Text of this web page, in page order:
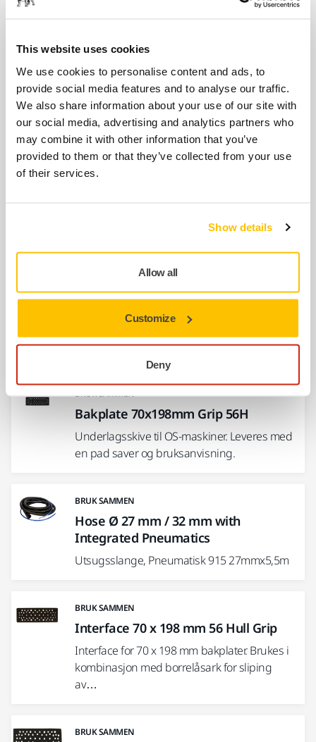
This website uses cookies
We use cookies to personalise content and ads, to
provide social media features and to analyse our traffic.
We also share information about your use of our site with
our social media, advertising and analytics partners who
may combine it with other information that you’ve
provided to them or that they’ve collected from your use
of their services.
Show details
Allow all
Customize
Deny
Bakplate 70x198mm Grip 56H
8295380111
Swivel 19mm Fitting Kit MPA1239 for
OS CV
8991600211
Vise mer
Relaterte produkter
BRUK SAMMEN
Bakplate 70x198mm Grip 56H
Underlagsskive til OS-maskiner. Leveres med
en pad saver og bruksanvisning.
BRUK SAMMEN
Hose Ø 27 mm / 32 mm with
Integrated Pneumatics
Utsugsslange, Pneumatisk 915 27mmx5,5m
BRUK SAMMEN
Interface 70 x 198 mm 56 Hull Grip
Interface for 70 x 198 mm bakplater. Brukes i
kombinasjon med borrelåsark for sliping
av…
BRUK SAMMEN